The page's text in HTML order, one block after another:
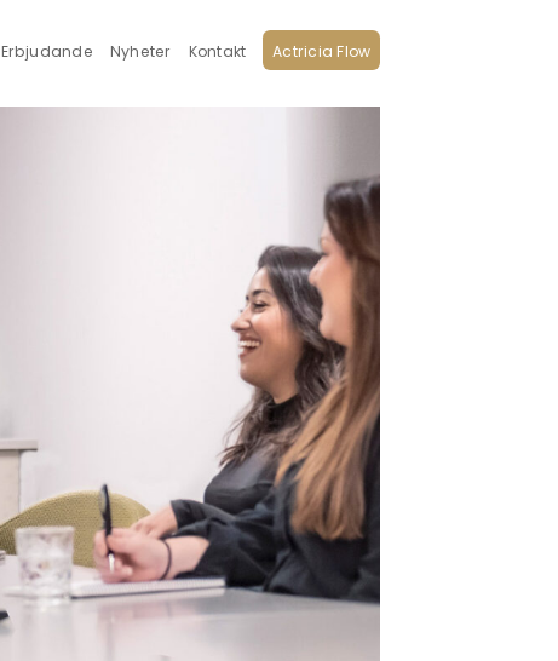
Erbjudande Nyheter Kontakt Actricia Flow